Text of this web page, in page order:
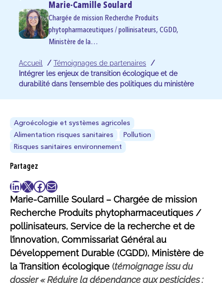
Marie-Camille Soulard
Chargée de mission Recherche Produits
phytopharmaceutiques / pollinisateurs, CGDD,
Ministère de la…
Accueil
Témoignages de partenaires
Intégrer les enjeux de transition écologique et de
durabilité dans l’ensemble des politiques du ministère
Agroécologie et systèmes agricoles
Alimentation risques sanitaires
Pollution
Risques sanitaires environnement
Partagez
LinkedIn
X Facebook
E-mail
Marie-Camille Soulard – Chargée de mission
Recherche Produits phytopharmaceutiques /
pollinisateurs, Service de la recherche et de
l’innovation, Commissariat Général au
Développement Durable (CGDD), Ministère de
la Transition écologique (témoignage issu du
dossier « Réduire la dépendance aux pesticides :